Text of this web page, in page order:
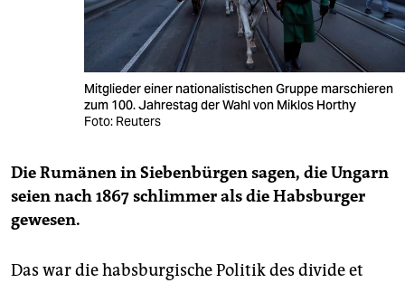
Mitglieder einer nationalistischen Gruppe marschieren
zum 100. Jahrestag der Wahl von Miklos Horthy
Foto: Reuters
Die Rumänen in Siebenbürgen sagen, die Ungarn
seien nach 1867 schlimmer als die Habsburger
gewesen.
Das war die habsburgische Politik des divide et